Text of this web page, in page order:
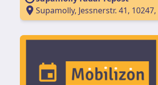
Supamolly, Jessnerstr. 41,